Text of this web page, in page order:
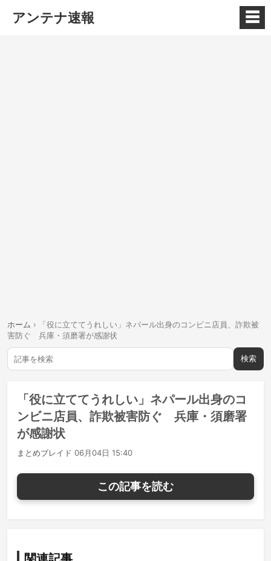
アンテナ速報 ☰
ホーム ›
「役に立ててうれしい」ネパール出身のコンビニ店員、詐欺被
害防ぐ 兵庫・須磨署が感謝状
検索
「役に立ててうれしい」ネパール出身のコ
ンビニ店員、詐欺被害防ぐ 兵庫・須磨署
が感謝状
まとめブレイド 06月04日 15:40
この記事を読む